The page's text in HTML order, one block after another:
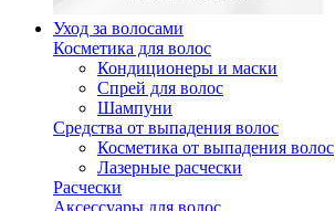
Уход за волосами
Косметика для волос
Кондиционеры и маски
Спрей для волос
Шампуни
Средства от выпадения волос
Косметика от выпадения волос
Лазерные расчески
Расчески
Аксессуары для волос